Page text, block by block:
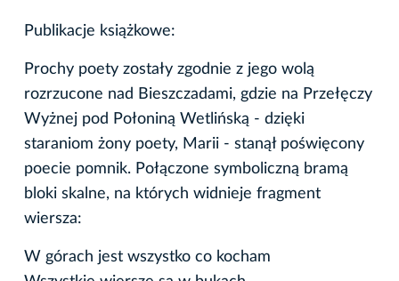
Publikacje książkowe:
Prochy poety zostały zgodnie z jego wolą
rozrzucone nad Bieszczadami, gdzie na Przełęczy
Wyżnej pod Połoniną Wetlińską - dzięki
staraniom żony poety, Marii - stanął poświęcony
poecie pomnik. Połączone symboliczną bramą
bloki skalne, na których widnieje fragment
wiersza:
W górach jest wszystko co kocham